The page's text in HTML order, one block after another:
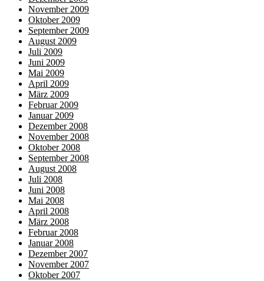
November 2009
Oktober 2009
September 2009
August 2009
Juli 2009
Juni 2009
Mai 2009
April 2009
März 2009
Februar 2009
Januar 2009
Dezember 2008
November 2008
Oktober 2008
September 2008
August 2008
Juli 2008
Juni 2008
Mai 2008
April 2008
März 2008
Februar 2008
Januar 2008
Dezember 2007
November 2007
Oktober 2007